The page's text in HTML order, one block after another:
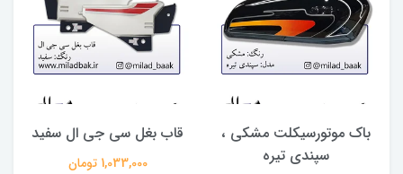
باک موتورسیکلت مشکی ،
سپندی تیره
قاب بغل سی جی ال سفید
1,033,000 تومان